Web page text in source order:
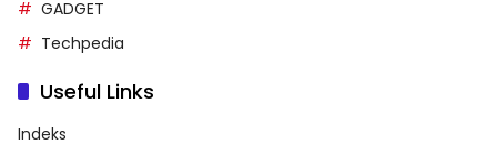
GADGET
Techpedia
Useful Links
Indeks